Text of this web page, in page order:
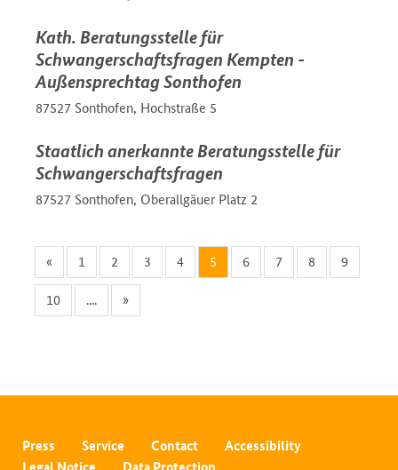
Kath. Beratungsstelle für
Schwangerschaftsfragen Kempten -
Außensprechtag Sonthofen
87527 Sonthofen, Hochstraße 5
Staatlich anerkannte Beratungsstelle für
Schwangerschaftsfragen
87527 Sonthofen, Oberallgäuer Platz 2
« 1 2 3 4 5 6 7 8 9
10 .... »
Press Service Contact
Accessibility